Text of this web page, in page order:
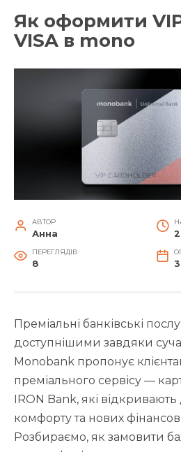
Як оформити
VISA в mono
АВТОР
Анна
ПЕРЕГЛЯДІВ
8
Преміальні банківські
доступнішими завдяки
Monobank пропонує
преміального сервісу —
IRON Bank, які відкривають
комфорту та нових
Розбираємо, як замовити